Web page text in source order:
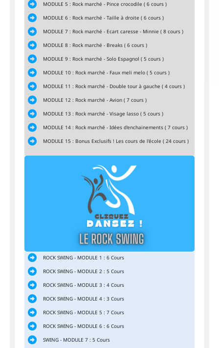
MODULE 5 : Rock marché - Pince crocodile ( 6 cours )
MODULE 6 : Rock marché - Taille à droite ( 6 cours )
MODULE 7 : Rock marché - Ecart caresse - Minnie ( 8 cours )
MODULE 8 : Rock marché - Breaks ( 6 cours )
MODULE 9 : Rock marché - Solo Espagnol ( 5 cours )
MODULE 10 : Rock marché - Faux meli melo ( 5 cours )
MODULE 11 : Rock marché - Double tour à gauche ( 4 cours )
MODULE 12 : Rock marché - Avion ( 7 cours )
MODULE 13 : Rock marché - Visage lasso ( 5 cours )
MODULE 14 : Rock marché - Idées d'enchainements ( 7 cours )
MODULE 15 : Bonus Exclusifs ! Les cours de l'école ( 24 cours )
ROCK SWING - MODULE 1 : 6 Cours
ROCK SWING - MODULE 2 : 5 Cours
ROCK SWING - MODULE 3 : 4 Cours
ROCK SWING - MODULE 4 : 3 Cours
ROCK SWING - MODULE 5 : 7 Cours
ROCK SWING - MODULE 6 : 6 Cours
SWING - MODULE 7 : 5 Cours